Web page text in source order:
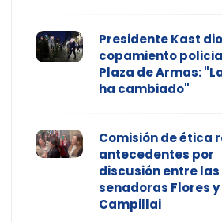
Presidente Kast
copamiento
Plaza de Armas:
ha cambiado"
Comisión de ética
antecedentes por
discusión entre las
senadoras Flores y
Campillai